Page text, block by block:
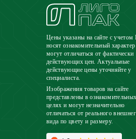
Цены указаны на сайте с
носят ознакомительный
могут отличаться от фактически
действующих цен. Актуальные
действующие цены уточняйте у
специалиста.
Изображения товаров на сайте
представлены в ознакомительных
целях и могут незначительно
отличаться от реального
вида по цвету и размеру.